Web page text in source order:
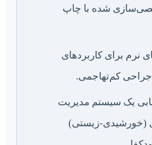
شده با چاپ
نرم برای کاربردهای
جراحی کم‌تهاجمی.
یک سیستم مدیریت
(خورشیدی-زیستی)